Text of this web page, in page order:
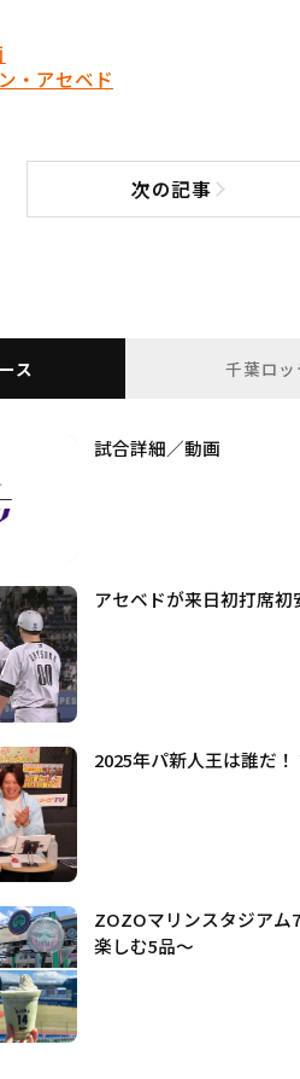
・アセベド
次の記事次の記事へ
ス 千葉ロッ
試合詳細／動画
アセベドが来日初打席
2025年パ新人王は誰だ
ZOZOマリンスタジアム
楽しむ5品～